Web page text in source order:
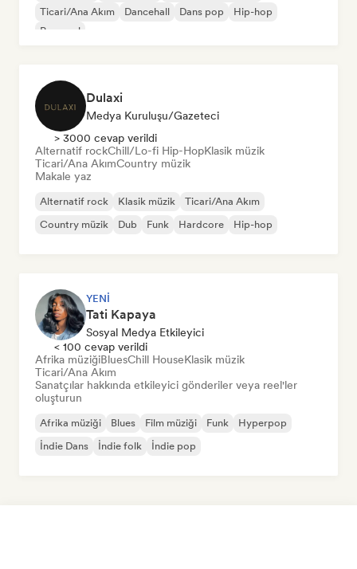
Ticari/Ana Akım
Dancehall Dans pop
Hip-hop
Pop soul
Dulaxi
Medya Kuruluşu/Gazeteci
> 3000 cevap verildi
Alternatif rockChill/Lo-fi Hip-HopKlasik müzik
Ticari/Ana AkımCountry müzik
Makale yaz
Alternatif rock Klasik müzik
Ticari/Ana Akım
Country müzik
Dub Funk Hardcore Hip-hop
YENI
Tati Kapaya
Sosyal Medya Etkileyici
< 100 cevap verildi
Afrika müziğiBluesChill HouseKlasik müzik
Ticari/Ana Akım
Sanatçılar hakkında etkileyici gönderiler veya reel'ler
oluşturun
Afrika müziği Blues Film müziği Funk
Hyperpop
İndie Dans
İndie folk İndie pop